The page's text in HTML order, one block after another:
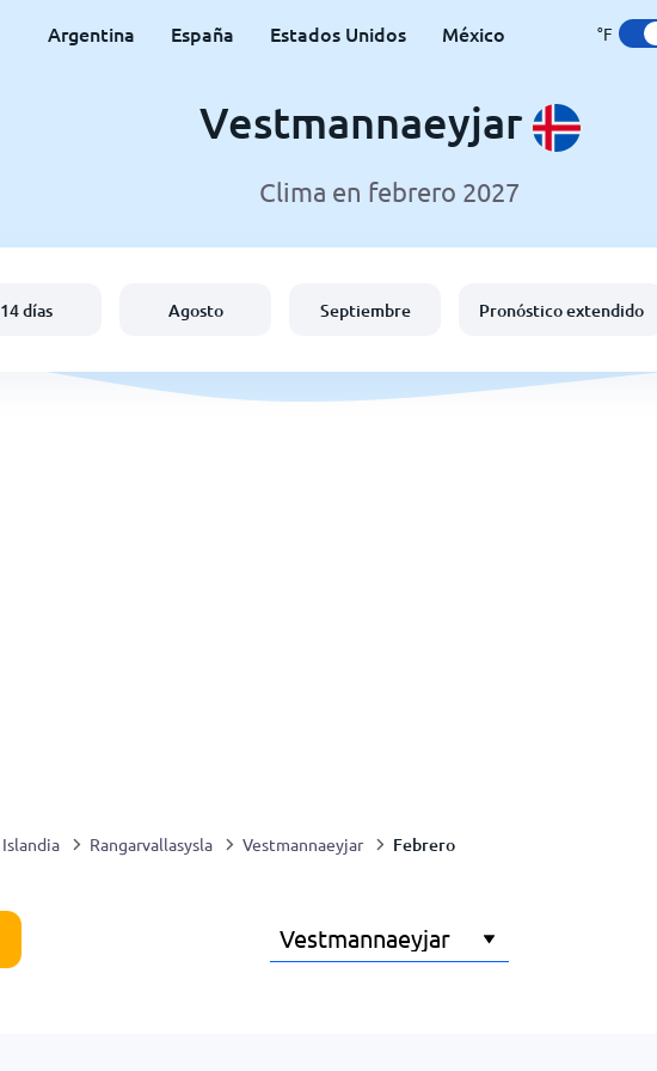
Argentina España Estados Unidos México °F
Vestmannaeyjar
Clima en febrero 2027
14 días Agosto Septiembre Pronóstico extendido
Islandia Rangarvallasysla Vestmannaeyjar Febrero